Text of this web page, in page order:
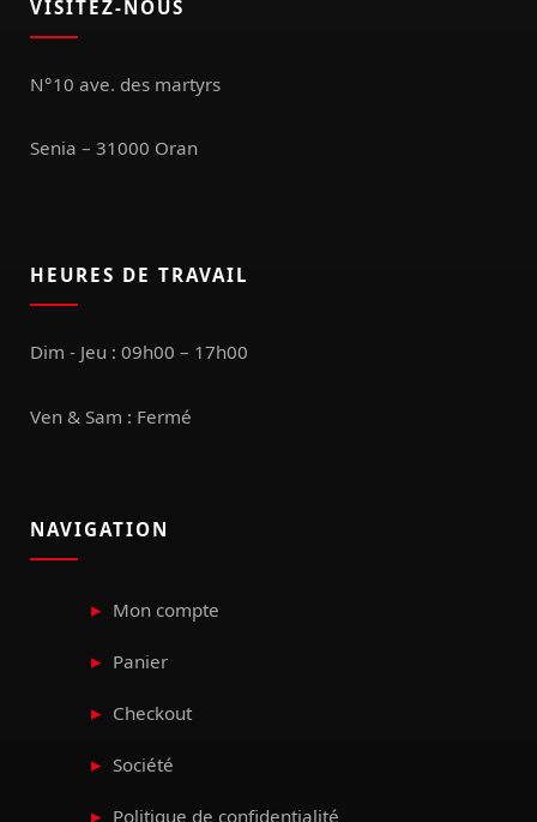
VISITEZ-NOUS
N°10 ave. des martyrs
Senia – 31000 Oran
HEURES DE TRAVAIL
Dim - Jeu : 09h00 – 17h00
Ven & Sam : Fermé
NAVIGATION
Mon compte
Panier
Checkout
Société
Politique de confidentialité